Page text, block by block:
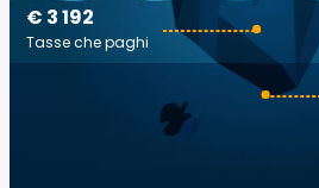
€ 3 192
Tasse che paghi